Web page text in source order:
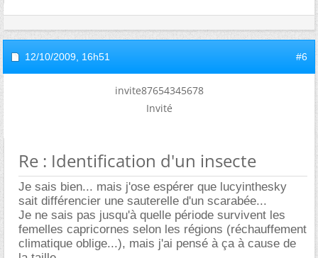
12/10/2009, 16h51 #6
invite87654345678
Invité
Re : Identification d'un insecte
Je sais bien... mais j'ose espérer que lucyinthesky
sait différencier une sauterelle d'un scarabée...
Je ne sais pas jusqu'à quelle période survivent les
femelles capricornes selon les régions (réchauffement
climatique oblige...), mais j'ai pensé à ça à cause de